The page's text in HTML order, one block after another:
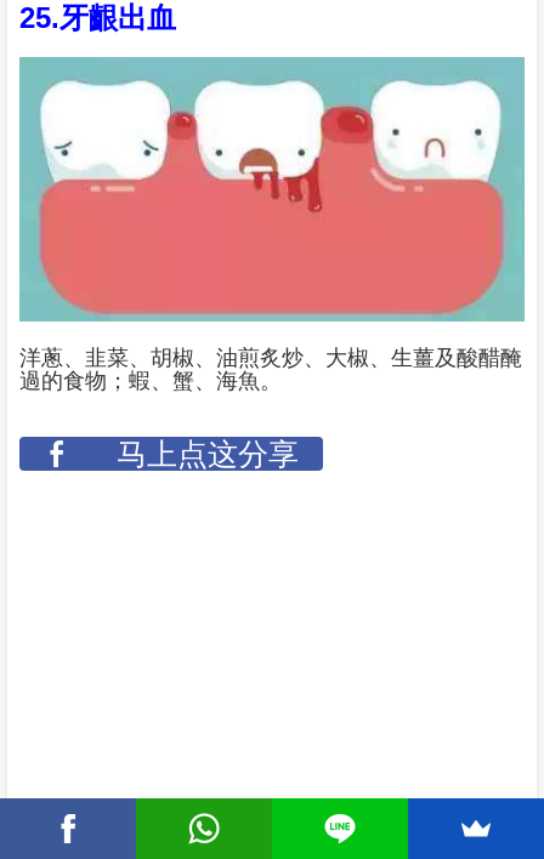
25.牙齦出血
洋蔥、韭菜、胡椒、油煎炙炒、大椒、生薑及酸醋醃
過的食物；蝦、蟹、海魚。
马上点这分享